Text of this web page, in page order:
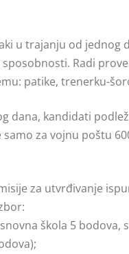
u trajanju od
Radi
patike, trenerku-
dana, kandidati
za vojnu poštu
za utvrđivanje
škola 5